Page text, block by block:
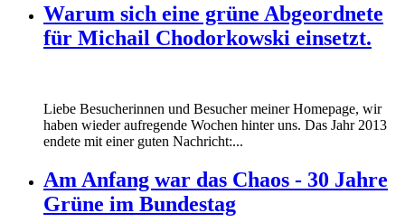
Warum sich eine grüne Abgeordnete
für Michail Chodorkowski einsetzt.
Liebe Besucherinnen und Besucher meiner Homepage, wir
haben wieder aufregende Wochen hinter uns. Das Jahr 2013
endete mit einer guten Nachricht:...
Am Anfang war das Chaos - 30 Jahre
Grüne im Bundestag